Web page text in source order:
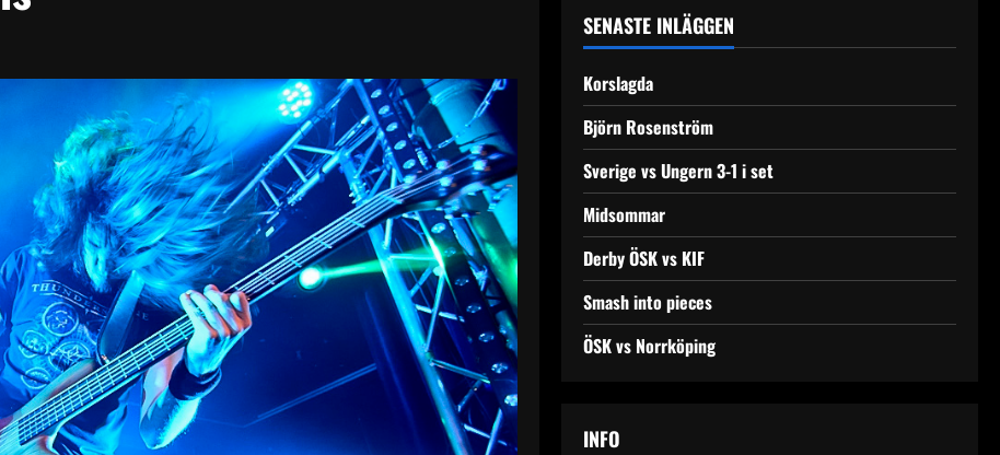
SENASTE INLÄGGEN
Korslagda
Björn Rosenström
Sverige vs Ungern 3-1 i set
Midsommar
Derby ÖSK vs KIF
Smash into pieces
ÖSK vs Norrköping
INFO